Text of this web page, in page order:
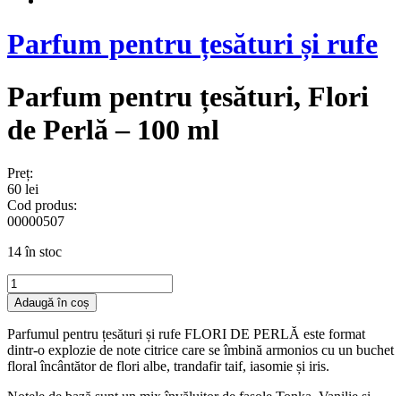
Parfum pentru țesături și rufe
Parfum pentru țesături, Flori
de Perlă – 100 ml
Preț:
60 lei
Cod produs:
00000507
14 în stoc
Cantitate
Parfum
pentru
țesături,
Flori
de
Adaugă în coș
Parfumul pentru țesături și rufe FLORI DE PERLĂ este format
dintr-o explozie de note citrice care se îmbină armonios cu un buchet
floral încântător de flori albe, trandafir taif, iasomie și iris.